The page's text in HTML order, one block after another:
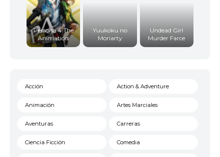
Persona 4 The
Animation
Yuukoku no
Moriarty
Undead Girl
Murder Farce
Acción Action & Adventure
Animación Artes Marciales
Aventuras Carreras
Ciencia Ficción Comedia